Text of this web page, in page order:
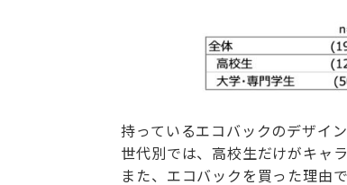
持っているエコバックのデザイ
世代別では、高校生だけがキャ
また、エコバックを買った理由